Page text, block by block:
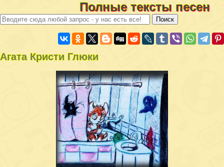
Полные тексты песен
Агата Кристи Глюки